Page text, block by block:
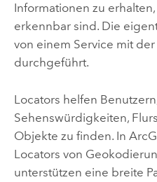
Informationen zu
erkennbar sind. Die
von einem Service mit
durchgeführt.
Locators helfen
Sehenswürdigkeiten,
Objekte zu finden. In
Locators von
unterstützen eine breite